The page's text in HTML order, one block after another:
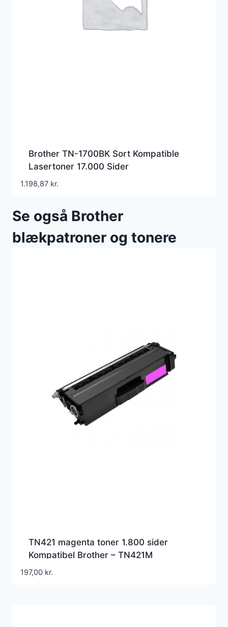
Brother TN-1700BK Sort Kompatible
Lasertoner 17.000 Sider
1.198,87 kr.
Se også Brother
blækpatroner og tonere
TN421 magenta toner 1.800 sider
Kompatibel Brother – TN421M
197,00 kr.